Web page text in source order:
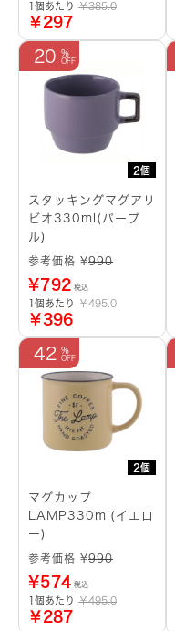
1個あたり ￥385.0
￥297
2個
20
スタッキングマグアリ
ビオ330ml(パープ
ル)
参考価格 ¥990
¥792 税込
1個あたり ￥495.0
￥396
2個
42
マグカップ
LAMP330ml(イエロ
ー)
参考価格 ¥990
¥574 税込
1個あたり ￥495.0
￥287